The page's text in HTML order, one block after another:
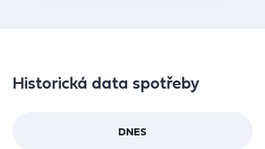
Historická data spotřeby
DNES